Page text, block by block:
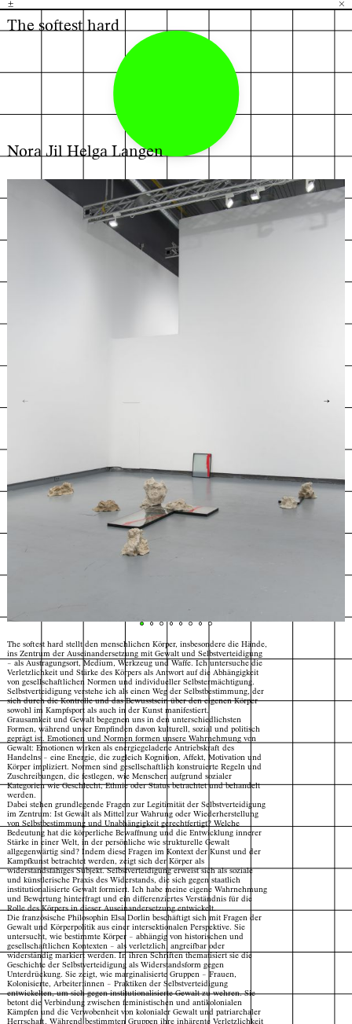
± ×
The softest hard
Nora Jil Helga Langen
© Foto: Anna Sophie Gumz
→
←
The softest hard stellt den menschlichen Körper, insbesondere die Hände,
ins Zentrum der Auseinandersetzung mit Gewalt und Selbstverteidigung
– als Austragungsort, Medium, Werkzeug und Waffe. Ich untersuche die
Verletzlichkeit und Stärke des Körpers als Antwort auf die Abhängigkeit
von gesellschaftlichen Normen und individueller Selbstermächtigung.
Selbstverteidigung verstehe ich als einen Weg der Selbstbestimmung, der
sich durch die Kontrolle und das Bewusstsein über den eigenen Körper
sowohl im Kampfsport als auch in der Kunst manifestiert.
Grausamkeit und Gewalt begegnen uns in den unterschiedlichsten
Formen, während unser Empfinden davon kulturell, sozial und politisch
geprägt ist. Emotionen und Normen formen unsere Wahrnehmung von
Gewalt: Emotionen wirken als energiegeladene Antriebskraft des
Handelns – eine Energie, die zugleich Kognition, Affekt, Motivation und
Körper impliziert. Normen sind gesellschaftlich konstruierte Regeln und
Zuschreibungen, die festlegen, wie Menschen aufgrund sozialer
Kategorien wie Geschlecht, Ethnie oder Status betrachtet und behandelt
werden.
Dabei stehen grundlegende Fragen zur Legitimität der Selbstverteidigung
im Zentrum: Ist Gewalt als Mittel zur Wahrung oder Wiederherstellung
von Selbstbestimmung und Unabhängigkeit gerechtfertigt? Welche
Bedeutung hat die körperliche Bewaffnung und die Entwicklung innerer
Stärke in einer Welt, in der persönliche wie strukturelle Gewalt
allgegenwärtig sind? Indem diese Fragen im Kontext der Kunst und der
Kampfkunst betrachtet werden, zeigt sich der Körper als
widerstandsfähiges Subjekt. Selbstverteidigung erweist sich als soziale
und künstlerische Praxis des Widerstands, die sich gegen staatlich
institutionalisierte Gewalt formiert. Ich habe meine eigene Wahrnehmung
und Bewertung hinterfragt und ein differenziertes Verständnis für die
Rolle des Körpers in dieser Auseinandersetzung entwickelt.
Die französische Philosophin Elsa Dorlin beschäftigt sich mit Fragen der
Gewalt und Körperpolitik aus einer intersektionalen Perspektive. Sie
untersucht, wie bestimmte Körper – abhängig von historischen und
gesellschaftlichen Kontexten – als verletzlich, angreifbar oder
widerständig markiert werden. In ihren Schriften thematisiert sie die
Geschichte der Selbstverteidigung als Widerstandsform gegen
Unterdrückung. Sie zeigt, wie marginalisierte Gruppen – Frauen,
Kolonisierte, Arbeiter:innen – Praktiken der Selbstverteidigung
entwickelten, um sich gegen institutionalisierte Gewalt zu wehren. Sie
betont die Verbindung zwischen feministischen und antikolonialen
Kämpfen und die Verwobenheit von kolonialer Gewalt und patriarchaler
Herrschaft. Während bestimmten Gruppen ihre inhärente Verletzlichkeit
H B
Index Karte